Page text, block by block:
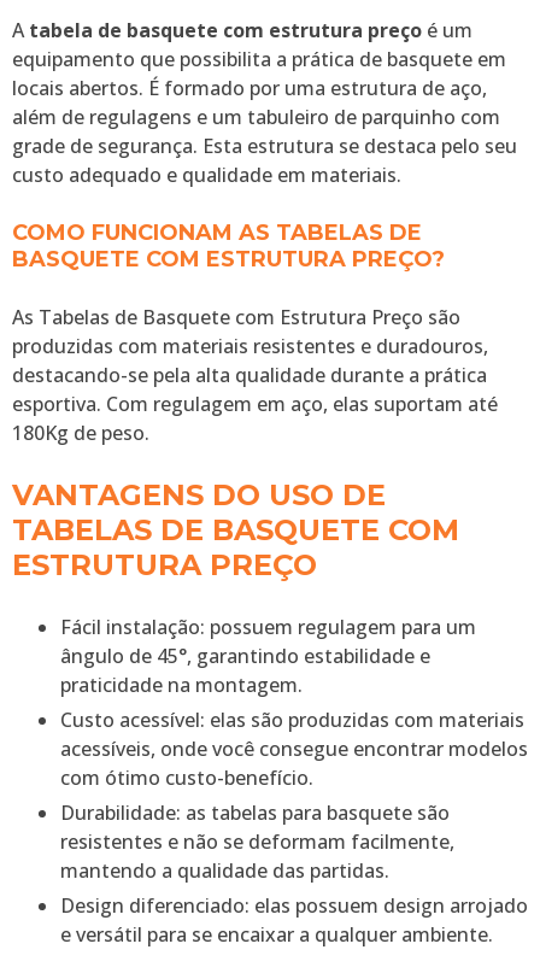
Atabela de basquete com estrutura preço é um
equipamento que possibilita a prática de basquete em
locais abertos. É formado por uma estrutura de aço,
além de regulagens e um tabuleiro de parquinho com
grade de segurança. Esta estrutura se destaca pelo seu
custo adequado e qualidade em materiais.
COMO FUNCIONAM AS TABELAS DE
BASQUETE COM ESTRUTURA PREÇO?
As Tabelas de Basquete com Estrutura Preço são
produzidas com materiais resistentes e duradouros,
destacando-se pela alta qualidade durante a prática
esportiva. Com regulagem em aço, elas suportam até
180Kg de peso.
VANTAGENS DO USO DE
TABELAS DE BASQUETE COM
ESTRUTURA PREÇO
Fácil instalação: possuem regulagem para um
ângulo de 45°, garantindo estabilidade e
praticidade na montagem.
Custo acessível: elas são produzidas com materiais
acessíveis, onde você consegue encontrar modelos
com ótimo custo-benefício.
Durabilidade: as tabelas para basquete são
resistentes e não se deformam facilmente,
mantendo a qualidade das partidas.
Design diferenciado: elas possuem design arrojado
e versátil para se encaixar a qualquer ambiente.